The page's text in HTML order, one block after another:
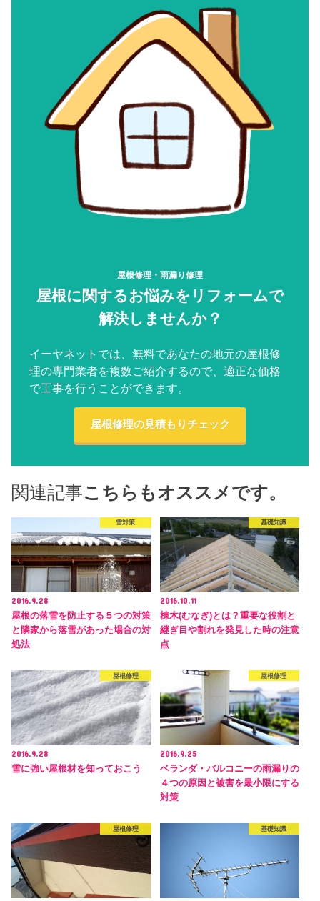
屋根修理・雨漏り修理
屋根に関するお悩みをリフォームで
解決しませんか？
イーヤネットでは、無料であなたの地元の屋根修
理の専門業者を複数ご紹介するので、適正な価格
で工事を行うことができます。
屋根修理の見積もりチェック
関連記事こちらもオススメです。
雪対策
2016.9.28
屋根の落雪を防止する５つの対策
と隣家から落雪があった場合の対
処法
基礎知識
2016.10.11
棟木(むなぎ)とは？重要な役割と
継ぎ目や割れを発見した時の注意
点
屋根修理
2016.9.28
雪に強い屋根材を知っておこう
屋根修理
2016.9.25
ベランダ・バルコニーの雨漏りの
４つの原因と被害を最小限にする
対策
屋根修理 基礎知識